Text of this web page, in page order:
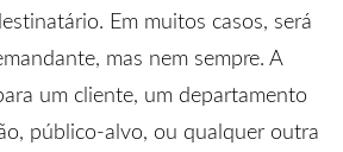
Em muitos casos, será
mas nem sempre. A
um cliente, um departamento
público-alvo, ou qualquer outra